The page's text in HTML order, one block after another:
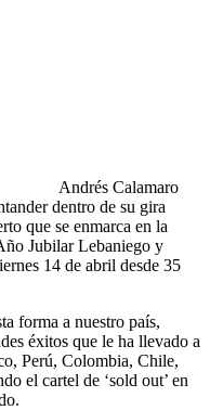
Andrés Calamaro
dentro de su gira
que se enmarca en la
Jubilar Lebaniego y
14 de abril desde 35
forma a nuestro país,
éxitos que le ha llevado a
Perú, Colombia, Chile,
el cartel de ‘sold out’ en